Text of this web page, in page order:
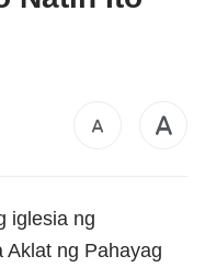
iglesia ng
Aklat ng Pahayag